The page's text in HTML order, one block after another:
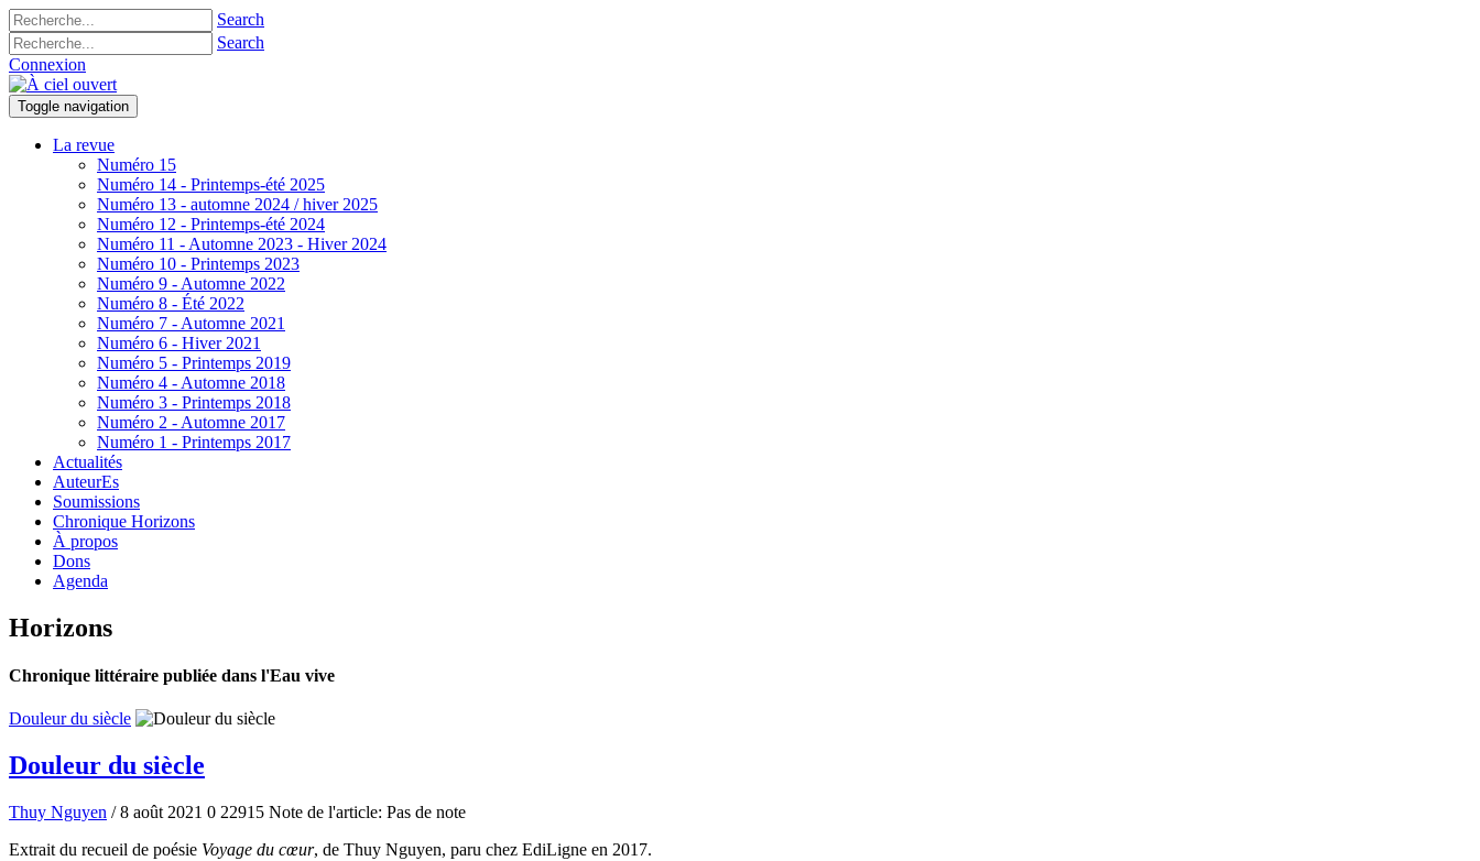
Search
Search
Connexion
Toggle navigation
La revue
Numéro 15
Numéro 14 - Printemps-été 2025
Numéro 13 - automne 2024 / hiver 2025
Numéro 12 - Printemps-été 2024
Numéro 11 - Automne 2023 - Hiver 2024
Numéro 10 - Printemps 2023
Numéro 9 - Automne 2022
Numéro 8 - Été 2022
Numéro 7 - Automne 2021
Numéro 6 - Hiver 2021
Numéro 5 - Printemps 2019
Numéro 4 - Automne 2018
Numéro 3 - Printemps 2018
Numéro 2 - Automne 2017
Numéro 1 - Printemps 2017
Actualités
AuteurEs
Soumissions
Chronique Horizons
À propos
Dons
Agenda
Horizons
Chronique littéraire publiée dans l'Eau vive
Douleur du siècle
Douleur du siècle
Thuy Nguyen / 8 août 2021 0 22915 Note de l'article: Pas de note
Extrait du recueil de poésie Voyage du cœur, de Thuy Nguyen, paru chez EdiLigne en 2017.